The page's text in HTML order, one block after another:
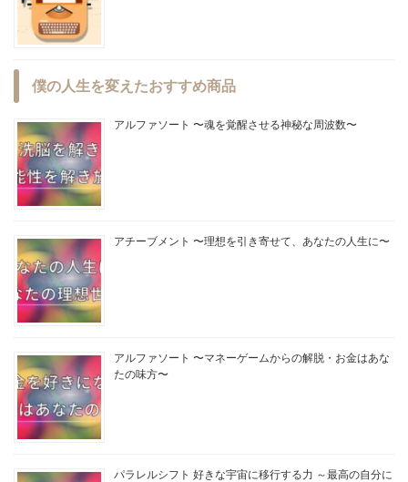
僕の人生を変えたおすすめ商品
アルファソート 〜魂を覚醒させる神秘な周波数〜
アチーブメント 〜理想を引き寄せて、あなたの人生に〜
アルファソート 〜マネーゲームからの解脱・お金はあな
たの味方〜
パラレルシフト 好きな宇宙に移行する力 ～最高の自分に